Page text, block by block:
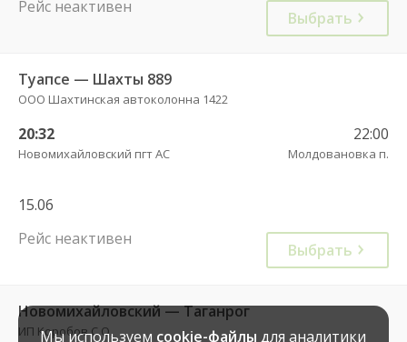
Рейс неактивен
Выбрать
Туапсе — Шахты 889
ООО Шахтинская автоколонна 1422
20:32
Новомихайловский пгт АС
22:00
Молдовановка п.
15.06
Рейс неактивен
Выбрать
Новомихайловский — Таганрог
ИП Коробов С.О.
Мы используем cookie-файлы для аналитики